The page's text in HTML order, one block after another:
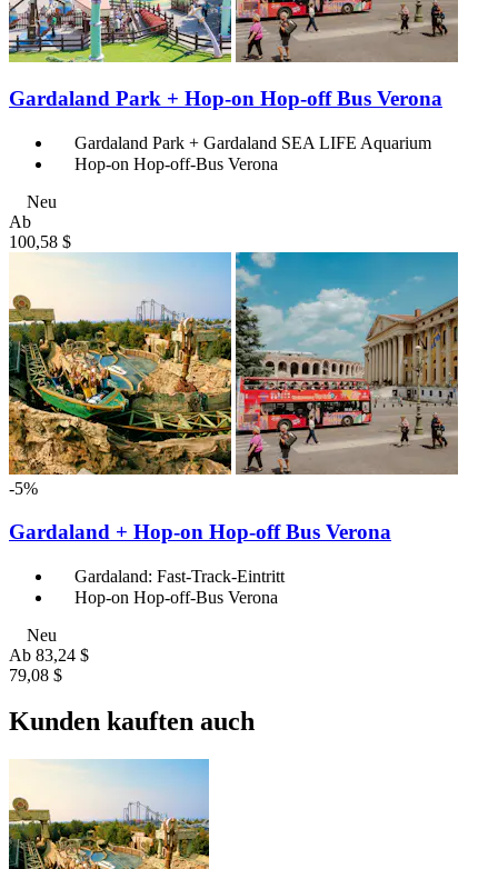
Gardaland Park + Hop-on Hop-off Bus Verona
Gardaland Park + Gardaland SEA LIFE Aquarium
Hop-on Hop-off-Bus Verona
Neu
Ab
100,58 $
-5%
Gardaland + Hop-on Hop-off Bus Verona
Gardaland: Fast-Track-Eintritt
Hop-on Hop-off-Bus Verona
Neu
Ab 83,24 $
79,08 $
Kunden kauften auch